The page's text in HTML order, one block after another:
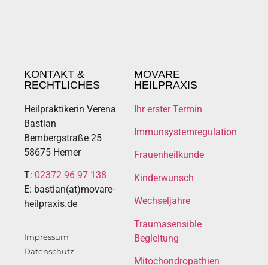
KONTAKT &
RECHTLICHES
Heilpraktikerin Verena
Bastian
Bembergstraße 25
58675 Hemer
T: 02372 96 97 138
E: bastian(at)movare-
heilpraxis.de
Impressum
Datenschutz
MOVARE
HEILPRAXIS
Ihr erster Termin
Immunsystemregulation
Frauenheilkunde
Kinderwunsch
Wechseljahre
Traumasensible
Begleitung
Mitochondropathien